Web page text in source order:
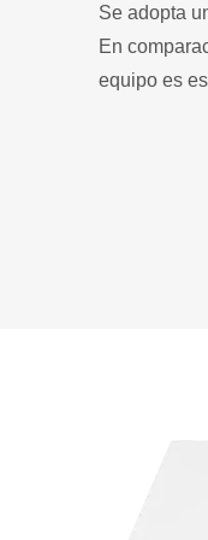
Se adopta
En
equipo es